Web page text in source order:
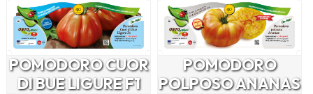
POMODORO CUOR
DI BUE LIGURE F1
POMODORO
POLPOSO ANANAS